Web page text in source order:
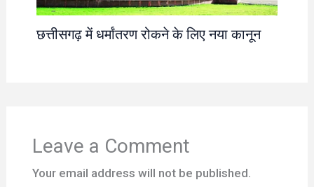
छत्तीसगढ़ में धर्मांतरण रोकने के लिए नया कानून
Leave a Comment
Your email address will not be published.